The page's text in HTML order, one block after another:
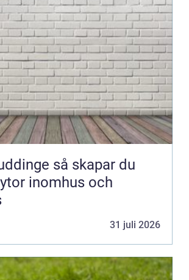
skapar du
inomhus och
31 juli 2026